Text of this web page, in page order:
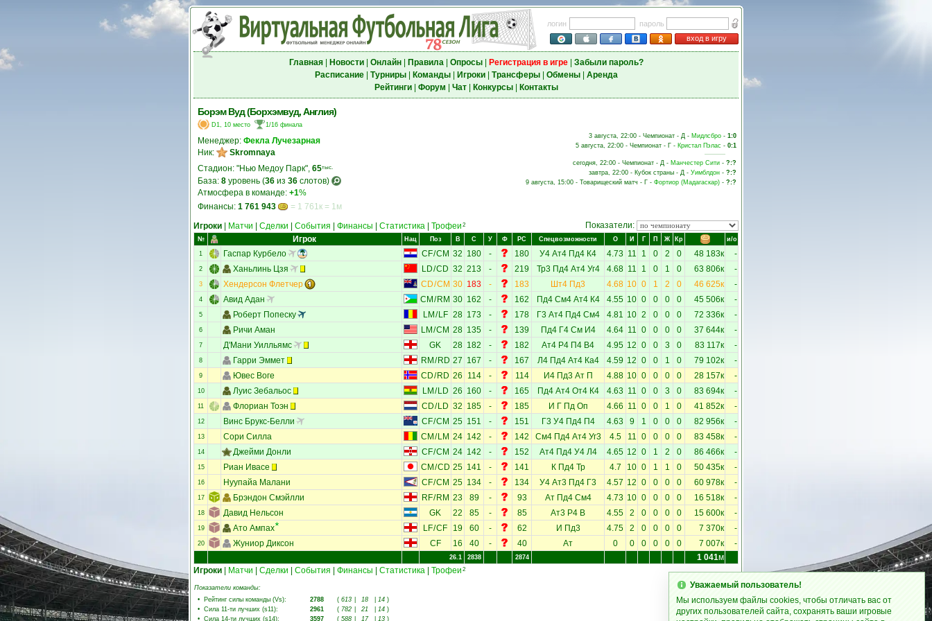
логин
пароль
вход в игру
Главная| Новости| Онлайн| Правила| Опросы| Регистрация в игре| Забыли пароль?
Расписание| Турниры| Команды| Игроки| Трансферы| Обмены| Аренда
Рейтинги| Форум Чат| Конкурсы| Контакты
Борэм Вуд (Борхэмвуд, Англия)
D1, 10 место 1/16 финала
Менеджер: Фекла Лучезарная
Ник:
Skromnaya
Стадион: "Нью Медоу Парк", 65тыс.
База: 8 уровень (36 из 36 слотов)
Атмосфера в команде: +1%
Финансы: 1 761 943 = 1 761к = 1м
3 августа, 22:00 - Чемпионат - Д - Мидлсбро - 1:0
5 августа, 22:00 - Чемпионат - Г - Кристал Пэлас - 0:1
сегодня, 22:00 - Чемпионат - Д - Манчестер Сити - ?:?
завтра, 22:00 - Кубок страны - Д - Уимблдон - ?:?
9 августа, 15:00 - Товарищеский матч - Г - Фортиор (Мадагаскар) - ?:?
Игроки Матчи Сделки События Финансы Статистика Трофеи 2 Показатели:
№ Игрок Нац Поз В С У Ф РС Спецвозможности О И Г П Ж Кр и/о
1 Гаспар Курбело CF/CM 32 180 - 180 У4 Ат4 Пд4 К4 4.73 11 1 0 2 0 48 183к -
2 Ханьлинь Цзя LD/CD 32 213 - 219 Тр3 Пд4 Ат4 Уг4 4.68 11 1 0 1 0 63 806к -
3 Хендерсон Флетчер CD/CM 30 183 - 183 Шт4 Пд3 4.68 10 0 1 2 0 46 625к -
4 Авид Адан CM / RM 30 162 - 162 Пд4 См4 Ат4 К4 4.55 10 0 0 0 0 45 506к -
5 Роберт Попеску LM /LF 28 173 - 178 Г3 Ат4 Пд4 См4 4.81 10 2 0 0 0 72 336к -
6 Ричи Аман LM /CM 28 135 - 139 Пд4 Г4 См И4 4.64 11 0 0 0 0 37 644к -
7 Д'Мани Уилльямс GK 28 182 - 182 Ат4 Р4 П4 В4 4.95 12 0 0 3 0 83 117к -
8 Гарри Эммет RM /RD 27 167 - 167 Л4 Пд4 Ат4 Ка4 4.59 12 0 0 1 0 79 102к -
9 Ювес Воге CD/ RD 26 114 - 114 И4 Пд3 Ат П 4.88 10 0 0 0 0 28 157к -
10 Луис Зебальос LM /LD 26 160 - 165 Пд4 Ат4 От4 К4 4.63 11 0 0 3 0 83 694к -
11 Флориан Тоэн CD/ LD 32 185 - 185 И Г Пд Оп 4.66 11 0 0 1 0 41 852к -
12 Винс Брукс-Белли CF/CM 25 151 - 151 Г3 У4 Пд4 П4 4.63 9 1 0 0 0 82 956к -
13 Сори Силла CM / LM 24 142 - 142 См4 Пд4 Ат4 Уг3 4.5 11 0 0 0 0 83 458к -
14 Джейми Донли CF/CM 24 142 - 152 Ат4 Пд4 У4 Л4 4.65 12 0 1 2 0 86 466к -
15 Риан Ивасе CM /CD 25 141 - 141 К Пд4 Тр 4.7 10 0 1 1 0 50 435к -
16 Нуупайа Малани CF/CM 25 134 - 134 У4 Ат3 Пд4 Г3 4.57 12 0 0 0 0 60 978к -
17 Брэндон Смэйлли RF/RM 23 89 - 93 Ат Пд4 См4 4.73 10 0 0 0 0 16 518к -
18 Давид Нельсон GK 22 85 - 85 Ат3 Р4 В 4.55 2 0 0 0 0 15 600к -
19 Ато Ампах LF/CF 19 60 - 62 И Пд3 4.75 2 0 0 0 0 7 370к -
20 Жуниор Диксон CF 16 40 - 40 Ат 0 0 0 0 0 0 7 007к -
26.1 2838 2874 1 041м
Игроки
Матчи Сделки События Финансы Статистика Трофеи 2
Показатели команды:
• Рейтинг силы команды (Vs): 2788 ( 613 18 14 )
• Сила 11-ти лучших (s11): 2961 ( 782 21 14 )
• Сила 14-ти лучших (s14): 3597 ( 588 17 13 )
Уважаемый пользователь!
Мы используем файлы cookies, чтобы отличать вас от
других пользователей сайта, сохранять ваши игровые